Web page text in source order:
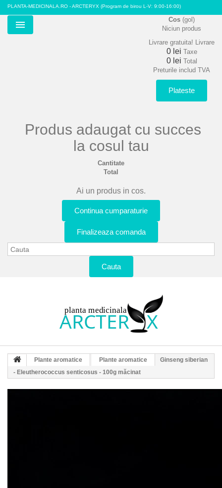
PLANTA-MEDICINALA.RO - ARCTERYX (Program de birou L-V: 9:00-16:00)
Menu
Cos (gol)
Niciun produs
Livrare gratuita! Livrare
0 lei Taxe
0 lei Total
Preturile includ TVA
Plateste
Produs adaugat cu succes
la cosul tau
Cantitate
Total
Ai un produs in cos.
Continua cumparaturie
Finalizeaza comanda
Cauta
Plante aromatice Plante aromatice
Ginseng siberian
- Eleutherococcus senticosus - 100g măcinat